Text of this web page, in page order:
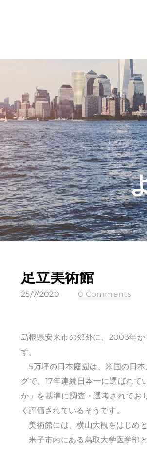
足立美術館
25/7/2020 0 Comments
島根県安来市の郊外に、2003年
す。
5万坪の日本庭園は、米国の日本
グで、17年連続日本一に選ばれ
か」を基準に調査・選考されてお
く評価されているそうです。
美術館には、横山大観をはじめ
米子市内にある鳥取大学医学部